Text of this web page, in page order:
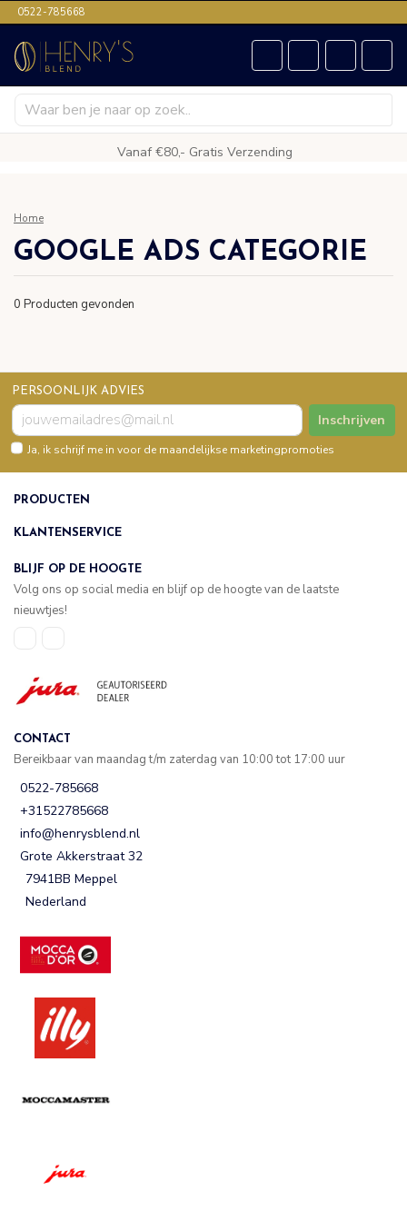
0522-785668
Vanaf €80,- Gratis Verzending
Home
GOOGLE ADS CATEGORIE
0 Producten gevonden
hoog naar laag
PERSOONLIJK ADVIES
Inschrijven
Ja, ik schrijf me in voor de maandelijkse marketingpromoties
PRODUCTEN
KLANTENSERVICE
BLIJF OP DE HOOGTE
Volg ons op social media en blijf op de hoogte van de laatste
nieuwtjes!
CONTACT
Bereikbaar van maandag t/m zaterdag van 10:00 tot 17:00 uur
0522-785668
+31522785668
info@henrysblend.nl
Grote Akkerstraat 32
7941BB Meppel
Nederland